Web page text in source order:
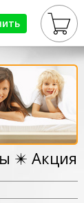
✴️ Акция